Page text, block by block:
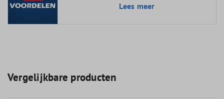
Lees meer
Vergelijkbare producten